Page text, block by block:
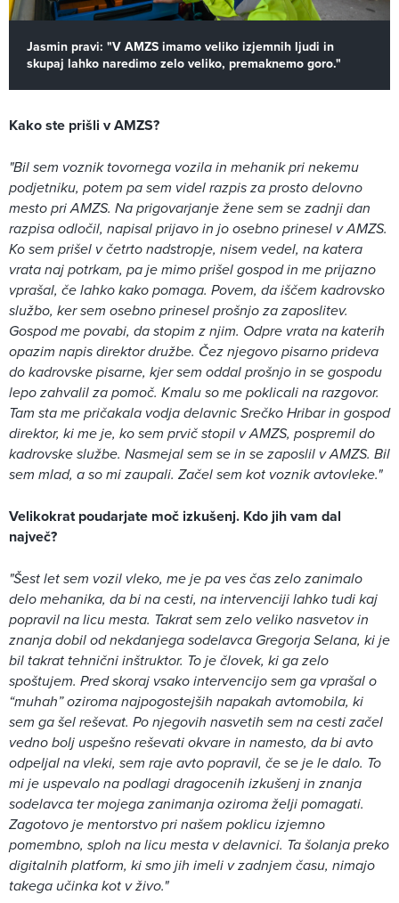
Jasmin pravi: "V AMZS imamo veliko izjemnih ljudi in
skupaj lahko naredimo zelo veliko, premaknemo goro."
Kako ste prišli v AMZS?
"Bil sem voznik tovornega vozila in mehanik pri nekemu
podjetniku, potem pa sem videl razpis za prosto delovno
mesto pri AMZS. Na prigovarjanje žene sem se zadnji dan
razpisa odločil, napisal prijavo in jo osebno prinesel v AMZS.
Ko sem prišel v četrto nadstropje, nisem vedel, na katera
vrata naj potrkam, pa je mimo prišel gospod in me prijazno
vprašal, če lahko kako pomaga. Povem, da iščem kadrovsko
službo, ker sem osebno prinesel prošnjo za zaposlitev.
Gospod me povabi, da stopim z njim. Odpre vrata na katerih
opazim napis direktor družbe. Čez njegovo pisarno prideva
do kadrovske pisarne, kjer sem oddal prošnjo in se gospodu
lepo zahvalil za pomoč. Kmalu so me poklicali na razgovor.
Tam sta me pričakala vodja delavnic Srečko Hribar in gospod
direktor, ki me je, ko sem prvič stopil v AMZS, pospremil do
kadrovske službe. Nasmejal sem se in se zaposlil v AMZS. Bil
sem mlad, a so mi zaupali. Začel sem kot voznik avtovleke."
Velikokrat poudarjate moč izkušenj. Kdo jih vam dal
največ?
"Šest let sem vozil vleko, me je pa ves čas zelo zanimalo
delo mehanika, da bi na cesti, na intervenciji lahko tudi kaj
popravil na licu mesta. Takrat sem zelo veliko nasvetov in
znanja dobil od nekdanjega sodelavca Gregorja Selana, ki je
bil takrat tehnični inštruktor. To je človek, ki ga zelo
spoštujem. Pred skoraj vsako intervencijo sem ga vprašal o
“muhah” oziroma najpogostejših napakah avtomobila, ki
sem ga šel reševat. Po njegovih nasvetih sem na cesti začel
vedno bolj uspešno reševati okvare in namesto, da bi avto
odpeljal na vleki, sem raje avto popravil, če se je le dalo. To
mi je uspevalo na podlagi dragocenih izkušenj in znanja
sodelavca ter mojega zanimanja oziroma želji pomagati.
Zagotovo je mentorstvo pri našem poklicu izjemno
pomembno, sploh na licu mesta v delavnici. Ta šolanja preko
digitalnih platform, ki smo jih imeli v zadnjem času, nimajo
takega učinka kot v živo."